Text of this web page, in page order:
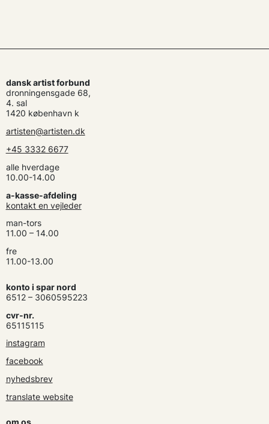
dansk artist forbund
dronningensgade 68,
4. sal
1420 københavn k
artisten@artisten.dk
+45 3332 6677
alle hverdage
10.00-14.00
a-kasse-afdeling
kontakt en vejleder
man-tors
11.00 – 14.00
fre
11.00-13.00
konto i spar nord
6512 – 3060595223
cvr-nr.
65115115
instagram
facebook
nyhedsbrev
translate website